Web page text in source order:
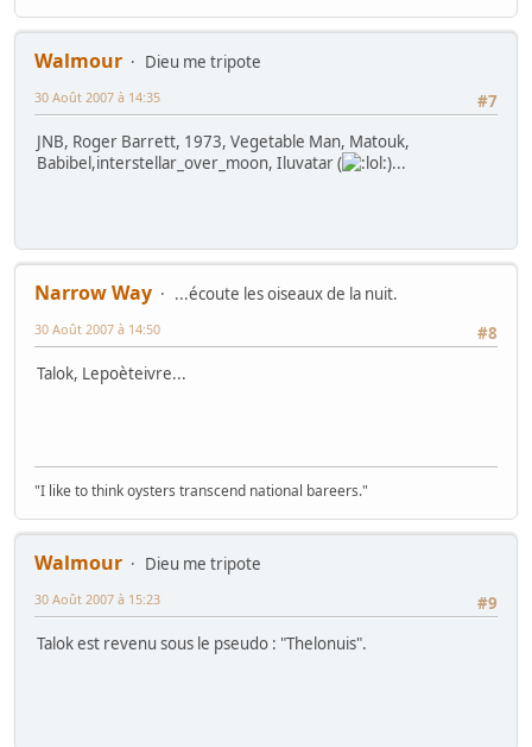
Walmour
Dieu me tripote
#7
30 Août 2007 à 14:35
JNB, Roger Barrett, 1973, Vegetable Man, Matouk,
Babibel,interstellar_over_moon, Iluvatar (
)...
Narrow Way
...écoute les oiseaux de la nuit.
#8
30 Août 2007 à 14:50
Talok, Lepoèteivre...
"I like to think oysters transcend national bareers."
Walmour
Dieu me tripote
#9
30 Août 2007 à 15:23
Talok est revenu sous le pseudo : "Thelonuis".